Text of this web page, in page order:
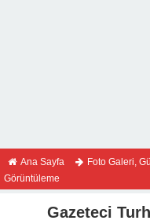
Ana Sayfa Foto Galeri,
Görüntüleme
Gazeteci